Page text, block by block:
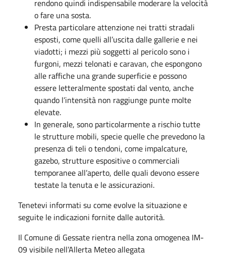
rendono quindi indispensabile moderare la velocità
o fare una sosta.
Presta particolare attenzione nei tratti stradali
esposti, come quelli all’uscita dalle gallerie e nei
viadotti; i mezzi più soggetti al pericolo sono i
furgoni, mezzi telonati e caravan, che espongono
alle raffiche una grande superficie e possono
essere letteralmente spostati dal vento, anche
quando l’intensità non raggiunge punte molte
elevate.
In generale, sono particolarmente a rischio tutte
le strutture mobili, specie quelle che prevedono la
presenza di teli o tendoni, come impalcature,
gazebo, strutture espositive o commerciali
temporanee all’aperto, delle quali devono essere
testate la tenuta e le assicurazioni.
Tenetevi informati su come evolve la situazione e
seguite le indicazioni fornite dalle autorità.
Il Comune di Gessate rientra nella zona omogenea IM-
09 visibile nell’Allerta Meteo allegata